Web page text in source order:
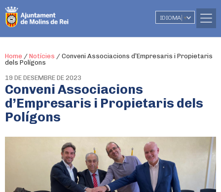
IDIOMA ▼
Home / Notícies / Conveni Associacions d’Empresaris i Propietaris
dels Polígons
19 DE DESEMBRE DE 2023
Conveni Associacions
d’Empresaris i Propietaris dels
Polígons